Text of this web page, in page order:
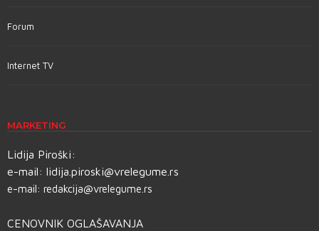
Forum
Internet TV
MARKETING
Lidija Piroški:
e-mail: lidija.piroski@vrelegume.rs
e-mail: redakcija@vrelegume.rs
CENOVNIK OGLAŠAVANJA